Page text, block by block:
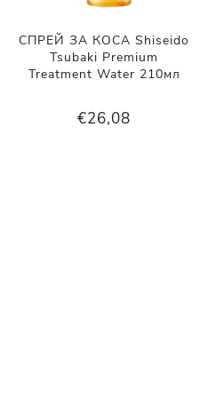
СПРЕЙ ЗА КОСА Shiseido
Tsubaki Premium
Treatment Water 210мл
€26,08